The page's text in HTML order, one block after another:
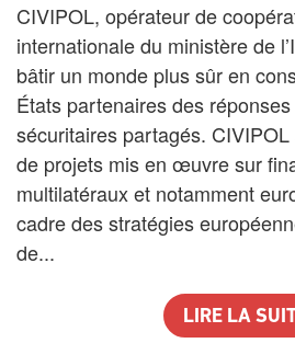
CIVIPOL, opérateur de
internationale du ministère de
bâtir un monde plus sûr en
États partenaires des
sécuritaires partagés.
de projets mis en œuvre sur
multilatéraux et notamment
cadre des stratégies
de...
LIRE LA